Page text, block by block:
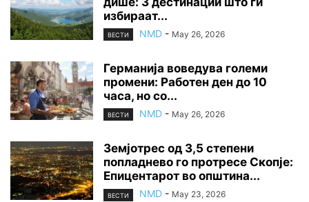
избираат...
ВЕСТИ NMD - May 26, 2026
Германија воведува големи
промени: Работен ден до 10
часа, но со...
ВЕСТИ NMD - May 26, 2026
Земјотрес од 3,5 степени
попладнево го протресе Скопје:
Епицентарот во општина...
ВЕСТИ NMD - May 23, 2026